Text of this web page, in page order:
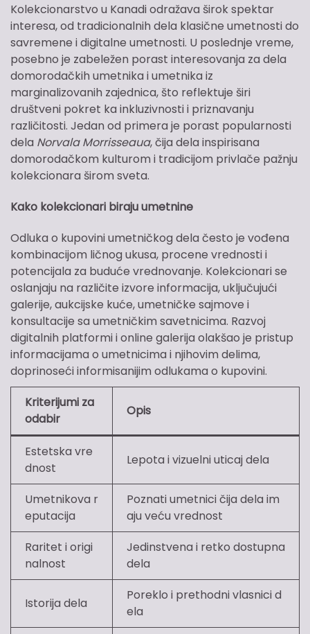
Kolekcionarstvo u Kanadi odražava širok spektar
interesa, od tradicionalnih dela klasične umetnosti do
savremene i digitalne umetnosti. U poslednje vreme,
posebno je zabeležen porast interesovanja za dela
domorodačkih umetnika i umetnika iz
marginalizovanih zajednica, što reflektuje širi
društveni pokret ka inkluzivnosti i priznavanju
različitosti. Jedan od primera je porast popularnosti
dela Norvala Morrisseaua, čija dela inspirisana
domorodačkom kulturom i tradicijom privlače pažnju
kolekcionara širom sveta.
Kako kolekcionari biraju umetnine
Odluka o kupovini umetničkog dela često je vođena
kombinacijom ličnog ukusa, procene vrednosti i
potencijala za buduće vrednovanje. Kolekcionari se
oslanjaju na različite izvore informacija, uključujući
galerije, aukcijske kuće, umetničke sajmove i
konsultacije sa umetničkim savetnicima. Razvoj
digitalnih platformi i online galerija olakšao je pristup
informacijama o umetnicima i njihovim delima,
doprinoseći informisanijim odlukama o kupovini.
Kriterijumi za
odabir
Opis
Estetska vre
dnost
Lepota i vizuelni uticaj dela
Umetnikova r
eputacija
Poznati umetnici čija dela im
aju veću vrednost
Raritet i origi
nalnost
Jedinstvena i retko dostupna
dela
Istorija dela
Poreklo i prethodni vlasnici d
ela